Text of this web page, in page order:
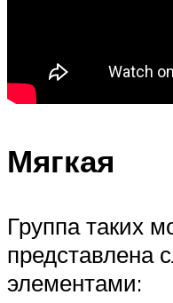
Мягкая
Группа таких
представлена
элементами: